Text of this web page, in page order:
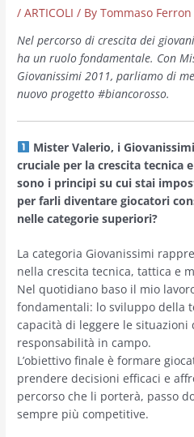
/ARTICOLI / ByTommaso Ferron
Nel percorso di crescita dei
ha un ruolo fondamentale. Con
Giovanissimi 2011, parliamo di
nuovo progetto #biancorosso.
Mister Valerio, i
cruciale per la crescita tecnica
sono i principi su cui stai
per farli diventare giocatori
nelle categorie superiori?
La categoria Giovanissimi
nella crescita tecnica, tattica e
Nel quotidiano baso il mio
fondamentali: lo sviluppo della
capacità di leggere le situazioni
responsabilità in campo.
L’obiettivo finale è formare
prendere decisioni efficaci e
percorso che li porterà, passo
sempre più competitive.